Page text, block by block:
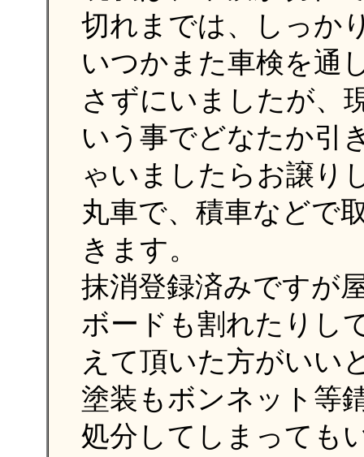
切れまでは、しっか
いつかまた車検を通
さずにいましたが、
いう事でどなたか引
ゃいましたらお譲り
丸車で、積車などで
きます。
抹消登録済みですが
ボードも割れたりし
えて頂いた方がいい
塗装もボンネット等
処分してしまっても